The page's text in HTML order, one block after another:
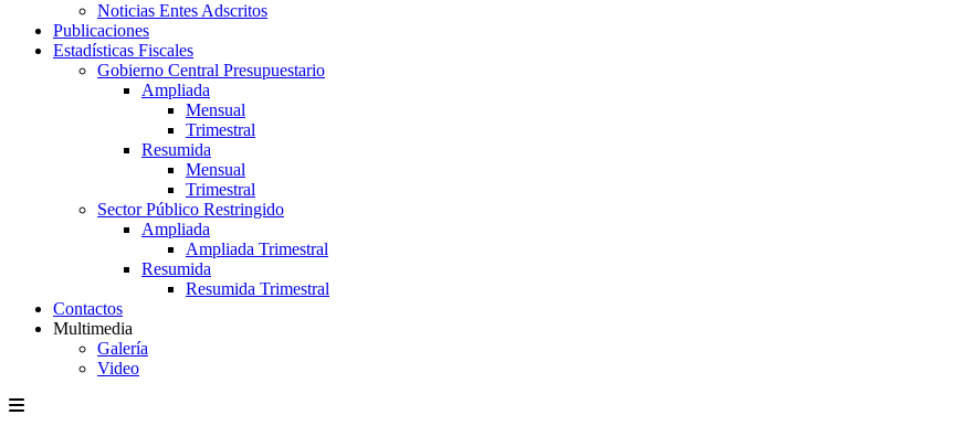
Noticias Entes Adscritos
Publicaciones
Estadísticas Fiscales
Gobierno Central Presupuestario
Ampliada
Mensual
Trimestral
Resumida
Mensual
Trimestral
Sector Público Restringido
Ampliada
Ampliada Trimestral
Resumida
Resumida Trimestral
Contactos
Multimedia
Galería
Video